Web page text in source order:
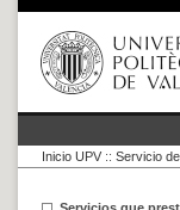
Inicio UPV :: Servicio